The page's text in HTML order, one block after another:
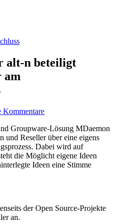
alt-n beteiligt
am
Kommentare
Groupware-Lösung MDaemon
und Reseller über eine eigens
Dabei wird auf
die Möglicht eigene Ideen
Ideen eine Stimme
der Open Source-Projekte
an.